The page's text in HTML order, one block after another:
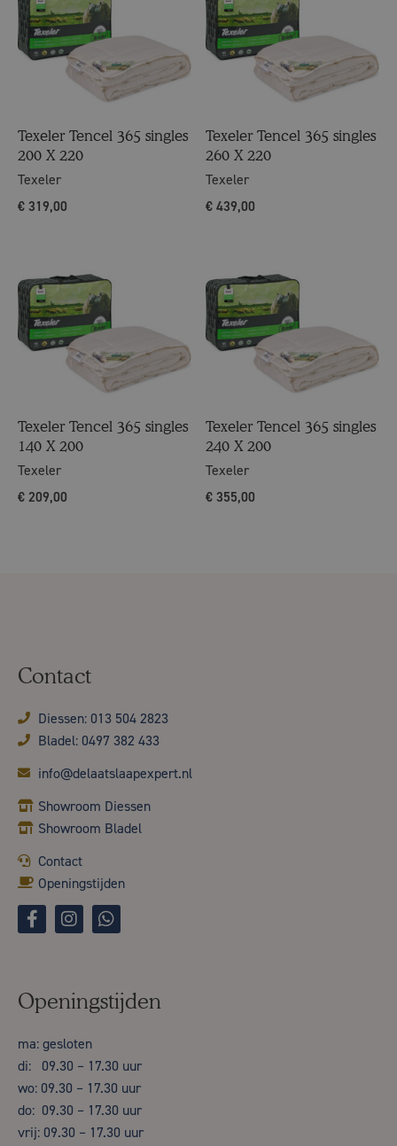
Texeler Tencel 365 singles
200 X 220
Texeler
€ 319,00
Texeler Tencel 365 singles
260 X 220
Texeler
€ 439,00
Texeler Tencel 365 singles
140 X 200
Texeler
€ 209,00
Texeler Tencel 365 singles
240 X 200
Texeler
€ 355,00
Contact
Diessen: 013 504 2823
Bladel: 0497 382 433
info@delaatslaapexpert.nl
Showroom Diessen
Showroom Bladel
Contact
Openingstijden
Openingstijden
ma: gesloten
di: 09.30 – 17.30 uur
wo: 09.30 – 17.30 uur
do: 09.30 – 17.30 uur
vrij: 09.30 – 17.30 uur